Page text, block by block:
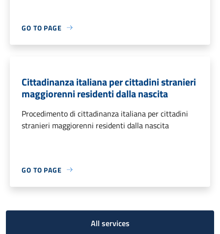
GO TO PAGE
Cittadinanza italiana per cittadini stranieri
maggiorenni residenti dalla nascita
Procedimento di cittadinanza italiana per cittadini
stranieri maggiorenni residenti dalla nascita
GO TO PAGE
All services